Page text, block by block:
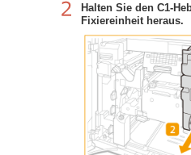
Halten Sie den C1-
Fixiereinheit heraus.